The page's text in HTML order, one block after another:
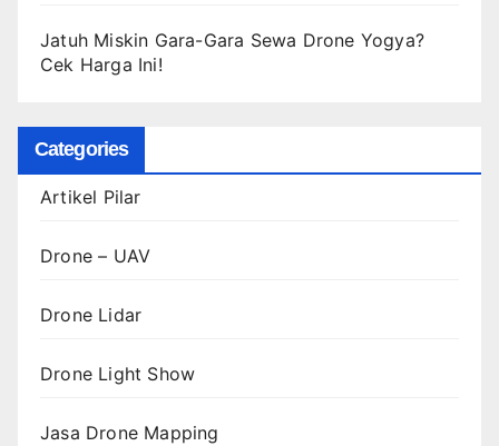
Jatuh Miskin Gara-Gara Sewa Drone Yogya?
Cek Harga Ini!
Categories
Artikel Pilar
Drone – UAV
Drone Lidar
Drone Light Show
Jasa Drone Mapping